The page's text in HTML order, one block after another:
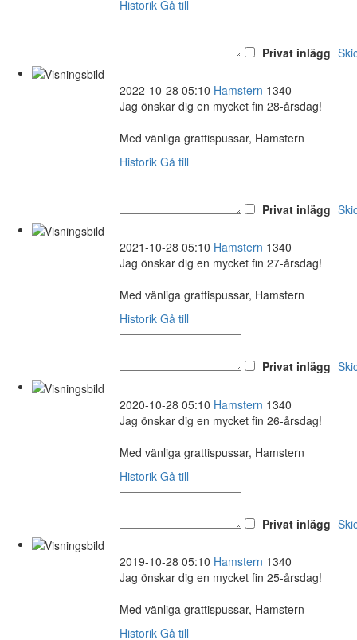
Historik Gå till
Privat inlägg
2022-10-28 05:10 Hamstern 1340
Jag önskar dig en mycket fin 28-årsdag!
Med vänliga grattispussar, Hamstern
Historik Gå till
Privat inlägg
2021-10-28 05:10 Hamstern 1340
Jag önskar dig en mycket fin 27-årsdag!
Med vänliga grattispussar, Hamstern
Historik Gå till
Privat inlägg
2020-10-28 05:10 Hamstern 1340
Jag önskar dig en mycket fin 26-årsdag!
Med vänliga grattispussar, Hamstern
Historik Gå till
Privat inlägg
2019-10-28 05:10 Hamstern 1340
Jag önskar dig en mycket fin 25-årsdag!
Med vänliga grattispussar, Hamstern
Historik Gå till